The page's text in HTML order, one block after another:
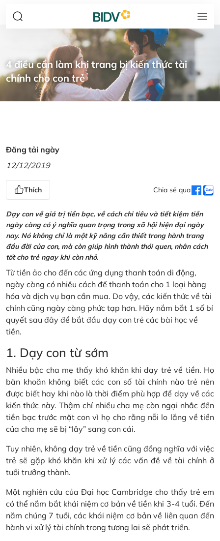
4 điều cần làm khi trang bị kiến thức tài
chính cho con trẻ
Đăng tải ngày
12/12/2019
Thích Chia sẻ qua
Dạy con về giá trị tiền bạc, về cách chi tiêu và tiết kiệm tiền
ngày càng có ý nghĩa quan trọng trong xã hội hiện đại ngày
nay. Nó không chỉ là một kỹ năng cần thiết trong hành trang
đầu đời của con, mà còn giúp hình thành thói quen, nhân cách
tốt cho trẻ ngay khi còn nhỏ.
Từ tiền ảo cho đến các ứng dụng thanh toán di động,
ngày càng có nhiều cách để thanh toán cho 1 loại hàng
hóa và dịch vụ bạn cần mua. Do vậy, các kiến thức về tài
chính cũng ngày càng phức tạp hơn. Hãy nắm bắt 1 số bí
quyết sau đây để bắt đầu dạy con trẻ các bài học về
tiền.
1. Dạy con từ sớm
Nhiều bậc cha mẹ thấy khó khăn khi dạy trẻ về tiền. Họ
băn khoăn không biết các con số tài chính nào trẻ nên
được biết hay khi nào là thời điểm phù hợp để dạy về các
kiến thức này. Thậm chí nhiều cha mẹ còn ngại nhắc đến
tiền bạc trước mặt con vì họ cho rằng nỗi lo lắng về tiền
của cha mẹ sẽ bị “lây” sang con cái.
Tuy nhiên, không dạy trẻ về tiền cũng đồng nghĩa với việc
trẻ sẽ gặp khó khăn khi xử lý các vấn đề về tài chính ở
tuổi trưởng thành.
Một nghiên cứu của Đại học Cambridge cho thấy trẻ em
có thể nắm bắt khái niệm cơ bản về tiền khi 3-4 tuổi. Đến
năm chúng 7 tuổi, các khái niệm cơ bản về liên quan đến
hành vi xử lý tài chính trong tương lai sẽ phát triển.